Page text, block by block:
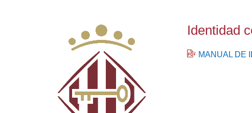
Identidad
MANUAL DE